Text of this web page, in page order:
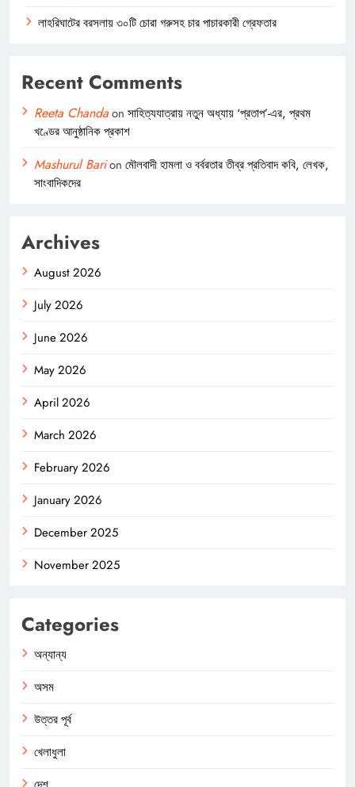
লাহরিঘাটের বরসলায় ৩০টি চোরা গরুসহ চার পাচারকারী গ্রেফতার
Recent Comments
Reeta Chandaon সাহিত্যযাত্রায় নতুন অধ্যায় ‘প্রতাপ’-এর, প্রথম
খণ্ডের আনুষ্ঠানিক প্রকাশ
Mashurul Barion মৌলবাদী হামলা ও বর্বরতার তীব্র প্রতিবাদ কবি, লেখক,
সাংবাদিকদের
Archives
August 2026
July 2026
June 2026
May 2026
April 2026
March 2026
February 2026
January 2026
December 2025
November 2025
Categories
অন্যান্য
অসম
উত্তর পূর্ব
খেলাধুলা